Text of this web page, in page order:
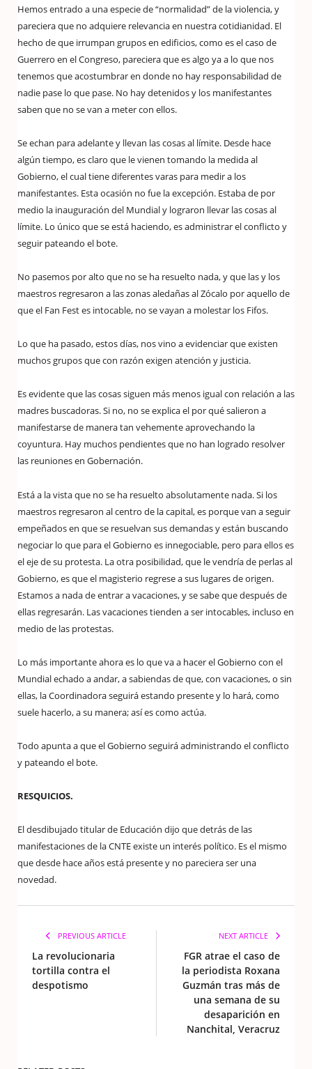
Hemos entrado a una especie de “normalidad” de la violencia, y
pareciera que no adquiere relevancia en nuestra cotidianidad. El
hecho de que irrumpan grupos en edificios, como es el caso de
Guerrero en el Congreso, pareciera que es algo ya a lo que nos
tenemos que acostumbrar en donde no hay responsabilidad de
nadie pase lo que pase. No hay detenidos y los manifestantes
saben que no se van a meter con ellos.
Se echan para adelante y llevan las cosas al límite. Desde hace
algún tiempo, es claro que le vienen tomando la medida al
Gobierno, el cual tiene diferentes varas para medir a los
manifestantes. Esta ocasión no fue la excepción. Estaba de por
medio la inauguración del Mundial y lograron llevar las cosas al
límite. Lo único que se está haciendo, es administrar el conflicto y
seguir pateando el bote.
No pasemos por alto que no se ha resuelto nada, y que las y los
maestros regresaron a las zonas aledañas al Zócalo por aquello de
que el Fan Fest es intocable, no se vayan a molestar los Fifos.
Lo que ha pasado, estos días, nos vino a evidenciar que existen
muchos grupos que con razón exigen atención y justicia.
Es evidente que las cosas siguen más menos igual con relación a las
madres buscadoras. Si no, no se explica el por qué salieron a
manifestarse de manera tan vehemente aprovechando la
coyuntura. Hay muchos pendientes que no han logrado resolver
las reuniones en Gobernación.
Está a la vista que no se ha resuelto absolutamente nada. Si los
maestros regresaron al centro de la capital, es porque van a seguir
empeñados en que se resuelvan sus demandas y están buscando
negociar lo que para el Gobierno es innegociable, pero para ellos es
el eje de su protesta. La otra posibilidad, que le vendría de perlas al
Gobierno, es que el magisterio regrese a sus lugares de origen.
Estamos a nada de entrar a vacaciones, y se sabe que después de
ellas regresarán. Las vacaciones tienden a ser intocables, incluso en
medio de las protestas.
Lo más importante ahora es lo que va a hacer el Gobierno con el
Mundial echado a andar, a sabiendas de que, con vacaciones, o sin
ellas, la Coordinadora seguirá estando presente y lo hará, como
suele hacerlo, a su manera; así es como actúa.
Todo apunta a que el Gobierno seguirá administrando el conflicto
y pateando el bote.
RESQUICIOS.
El desdibujado titular de Educación dijo que detrás de las
manifestaciones de la CNTE existe un interés político. Es el mismo
que desde hace años está presente y no pareciera ser una
novedad.
PREVIOUS ARTICLE
La revolucionaria
tortilla contra el
despotismo
NEXT ARTICLE
FGR atrae el caso de
la periodista Roxana
Guzmán tras más de
una semana de su
desaparición en
Nanchital, Veracruz